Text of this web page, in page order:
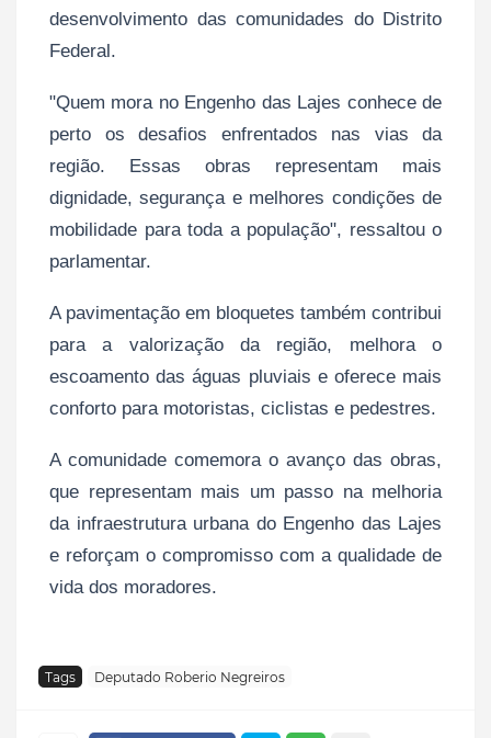
desenvolvimento das comunidades do Distrito
Federal.
"Quem mora no Engenho das Lajes conhece de
perto os desafios enfrentados nas vias da
região. Essas obras representam mais
dignidade, segurança e melhores condições de
mobilidade para toda a população", ressaltou o
parlamentar.
A pavimentação em bloquetes também contribui
para a valorização da região, melhora o
escoamento das águas pluviais e oferece mais
conforto para motoristas, ciclistas e pedestres.
A comunidade comemora o avanço das obras,
que representam mais um passo na melhoria
da infraestrutura urbana do Engenho das Lajes
e reforçam o compromisso com a qualidade de
vida dos moradores.
Tags Deputado Roberio Negreiros